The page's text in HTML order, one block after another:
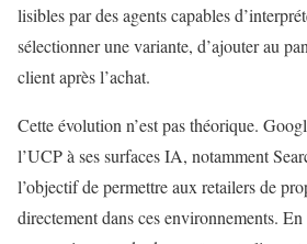
lisibles par des agents capables
sélectionner une variante, d’ajouter au
client après l’achat.
Cette évolution n’est pas théorique.
l’UCP à ses surfaces IA, notamment
l’objectif de permettre aux retailers de
directement dans ces environnements.